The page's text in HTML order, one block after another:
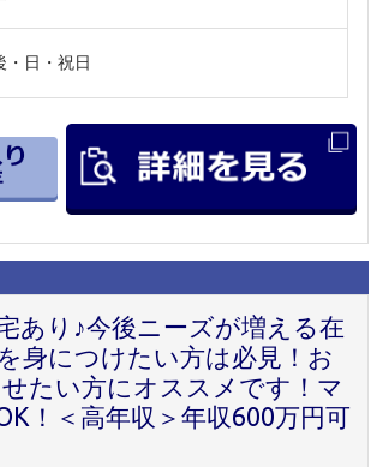
・日・祝日
あり♪今後ニーズが増える在
身につけたい方は必見！お
たい方にオススメです！マ
！＜高年収＞年収600万円可